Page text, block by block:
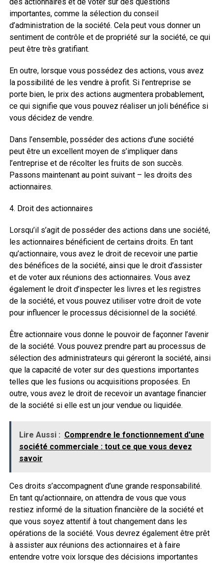
importantes, comme la sélection du conseil
d’administration de la société. Cela peut vous donner un
sentiment de contrôle et de propriété sur la société, ce qui
peut être très gratifiant.
En outre, lorsque vous possédez des actions, vous avez
la possibilité de les vendre à profit. Si l’entreprise se
porte bien, le prix des actions augmentera probablement,
ce qui signifie que vous pouvez réaliser un joli bénéfice si
vous décidez de vendre.
Dans l’ensemble, posséder des actions d’une société
peut être un excellent moyen de s’impliquer dans
l’entreprise et de récolter les fruits de son succès.
Passons maintenant au point suivant – les droits des
actionnaires.
4. Droit des actionnaires
Lorsqu’il s’agit de posséder des actions dans une société,
les actionnaires bénéficient de certains droits. En tant
qu’actionnaire, vous avez le droit de recevoir une partie
des bénéfices de la société, ainsi que le droit d’assister
et de voter aux réunions des actionnaires. Vous avez
également le droit d’inspecter les livres et les registres
de la société, et vous pouvez utiliser votre droit de vote
pour influencer le processus décisionnel de la société.
Être actionnaire vous donne le pouvoir de façonner l’avenir
de la société. Vous pouvez prendre part au processus de
sélection des administrateurs qui géreront la société, ainsi
que la capacité de voter sur des questions importantes
telles que les fusions ou acquisitions proposées. En
outre, vous avez le droit de recevoir un avantage financier
de la société si elle est un jour vendue ou liquidée.
Lire Aussi : Comprendre le fonctionnement d'une
société commerciale : tout ce que vous devez
savoir
Ces droits s’accompagnent d’une grande responsabilité.
En tant qu’actionnaire, on attendra de vous que vous
restiez informé de la situation financière de la société et
que vous soyez attentif à tout changement dans les
opérations de la société. Vous devrez également être prêt
à assister aux réunions des actionnaires et à faire
entendre votre voix lorsque des décisions importantes